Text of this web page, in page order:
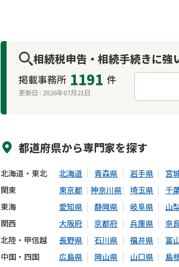
相続税申告・相続手続きに強
掲載事務所 1191 件
更新日 : 2026年07月21日
都道府県から専門家を探す
北海道・東北 北海道 青森県 岩手県 宮
関東
東京都 神奈川県 埼玉県 千
東海
愛知県 静岡県 岐阜県
山
関西
大阪府 京都府 兵庫県 奈
北陸・甲信越
長野県 石川県 福井県 富
中国・四国
広島県 岡山県 山口県 島